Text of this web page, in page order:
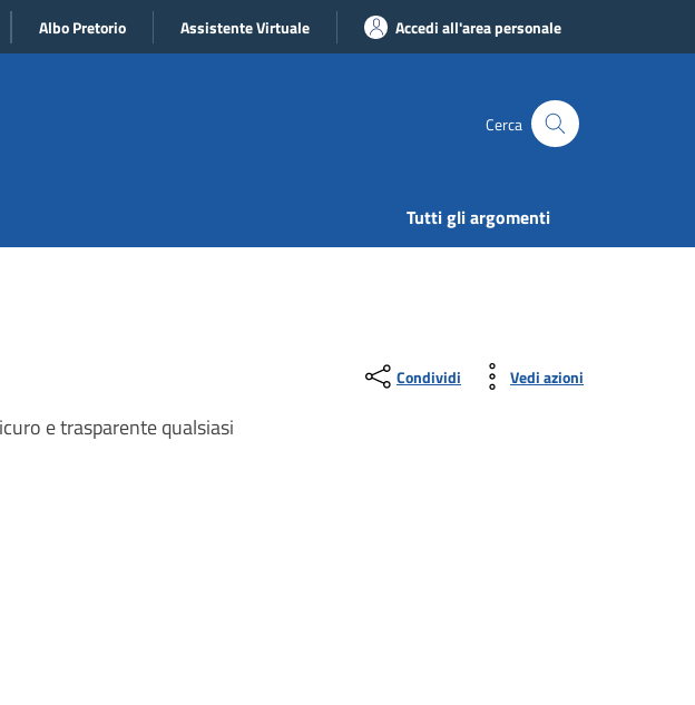
Albo Pretorio Assistente Virtuale Accedi all'area personale
Cerca
Tutti gli argomenti
e trasparente qualsiasi
Condividi Vedi azioni